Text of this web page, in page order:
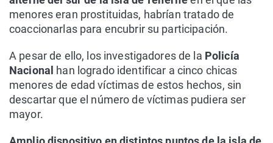
menores eran prostituidas, habrían tratado de
coaccionarlas para encubrir su participación.
A pesar de ello, los investigadores de la Policía
Nacional han logrado identificar a cinco chicas
menores de edad víctimas de estos hechos, sin
descartar que el número de víctimas pudiera ser
mayor.